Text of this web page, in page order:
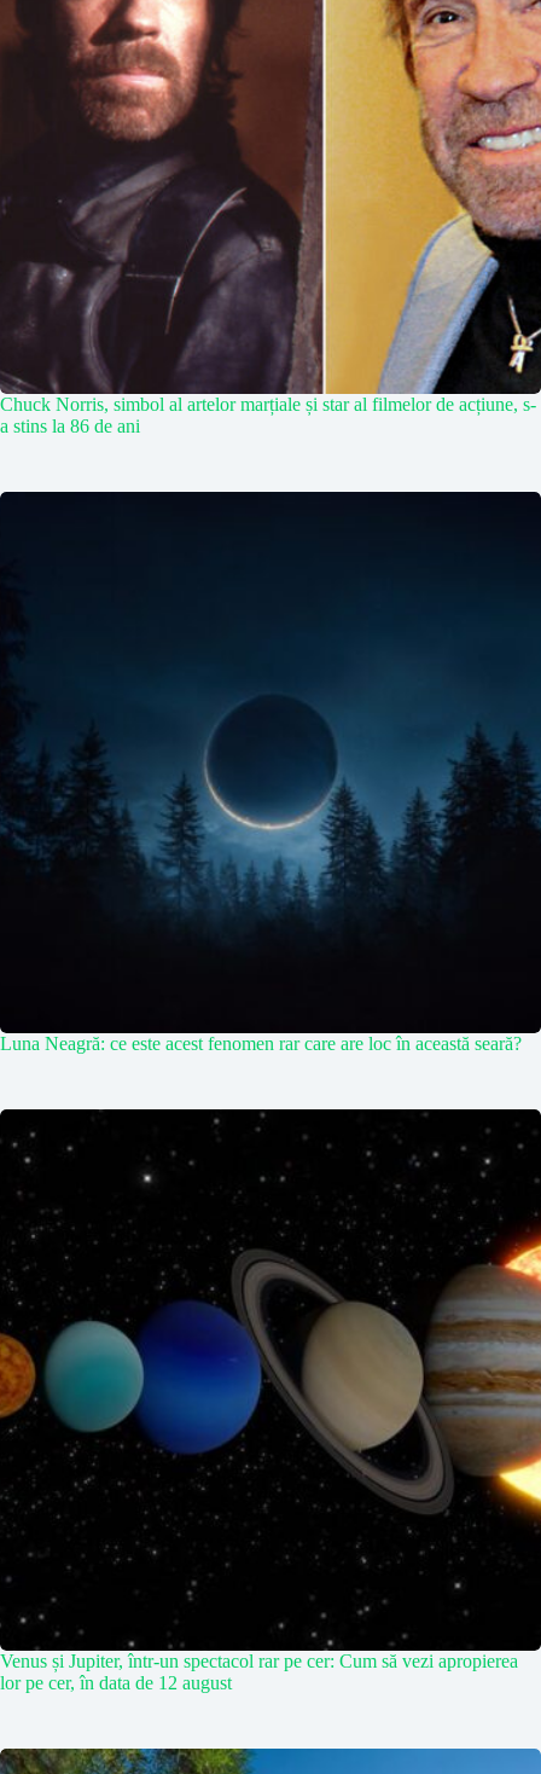
Chuck Norris, simbol al artelor marțiale și star al filmelor de acțiune, s-
a stins la 86 de ani
Luna Neagră: ce este acest fenomen rar care are loc în această seară?
Venus și Jupiter, într-un spectacol rar pe cer: Cum să vezi apropierea
lor pe cer, în data de 12 august